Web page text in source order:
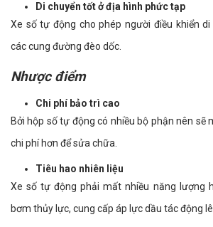
Di chuyển tốt ở địa hình phức tạp
Xe số tự động cho phép người điều khiển
các cung đường đèo dốc.
Nhược điểm
Chi phí bảo trì cao
Bởi hộp số tự động có nhiều bộ phận nên sẽ
chi phí hơn để sửa chữa.
Tiêu hao nhiên liệu
Xe số tự động phải mất nhiều năng lượng
bơm thủy lực, cung cấp áp lực dầu tác động